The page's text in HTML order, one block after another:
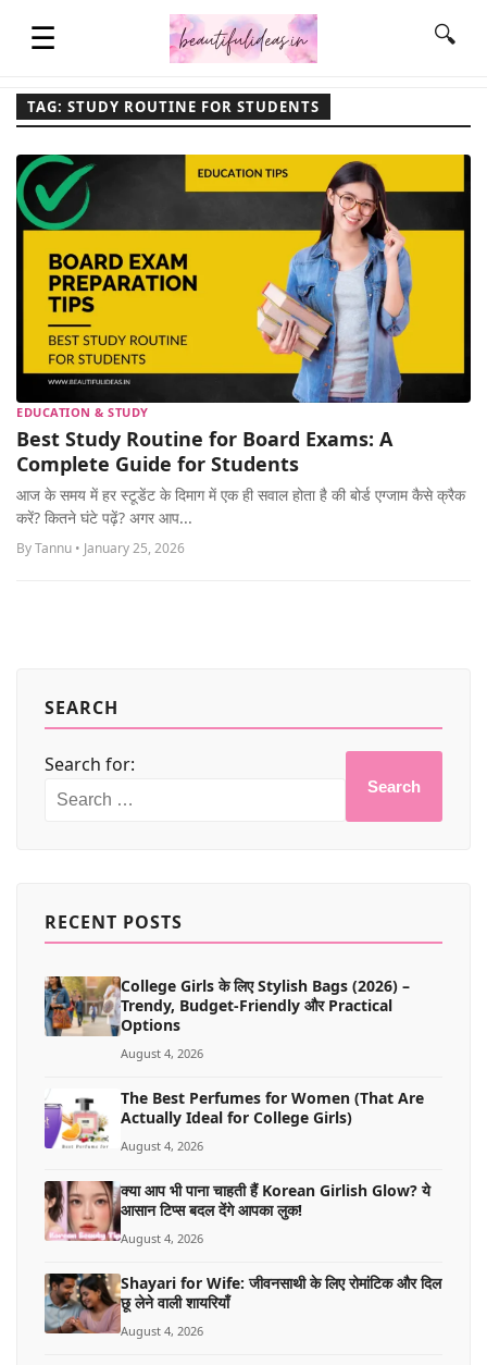
☰
QUOTES
LIFESTYLE
FASHION & STYLE
CONTACT NAME IDEAS
MORE
🔍
TAG: STUDY ROUTINE FOR STUDENTS
EDUCATION & STUDY
Best Study Routine for Board Exams: A
Complete Guide for Students
आज के समय में हर स्टूडेंट के दिमाग में एक ही सवाल होता है की बोर्ड एग्जाम कैसे क्रैक
करें? कितने घंटे पढ़ें? अगर आप...
By Tannu • January 25, 2026
SEARCH
Search for:
Search
RECENT POSTS
College Girls के लिए Stylish Bags (2026) –
Trendy, Budget-Friendly और Practical
Options
August 4, 2026
The Best Perfumes for Women (That Are
Actually Ideal for College Girls)
August 4, 2026
क्या आप भी पाना चाहती हैं Korean Girlish Glow? ये
आसान टिप्स बदल देंगे आपका लुक!
August 4, 2026
Shayari for Wife: जीवनसाथी के लिए रोमांटिक और दिल
छू लेने वाली शायरियाँ
August 4, 2026